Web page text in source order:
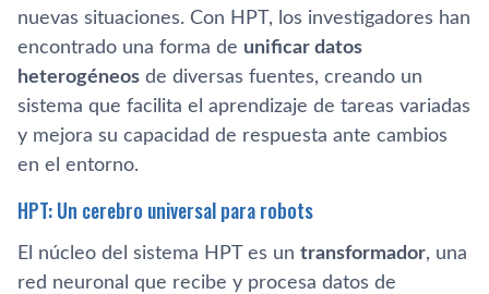
nuevas situaciones. Con HPT, los investigadores han
encontrado una forma de unificar datos
heterogéneos de diversas fuentes, creando un
sistema que facilita el aprendizaje de tareas variadas
y mejora su capacidad de respuesta ante cambios
en el entorno.
HPT: Un cerebro universal para robots
El núcleo del sistema HPT es un transformador, una
red neuronal que recibe y procesa datos de